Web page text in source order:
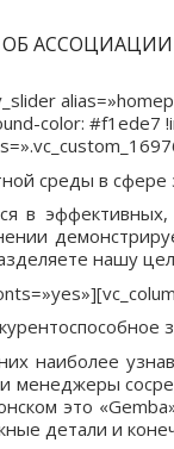
ОБ АССОЦИАЦИИ
color:
среды в
в
нашу
наиболее
это
детали и